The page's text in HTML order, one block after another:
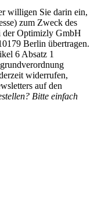
willigen Sie darin ein,
zum Zweck des
der Optimizly GmbH
Berlin übertragen.
6 Absatz 1
widerrufen,
auf den
Bitte einfach